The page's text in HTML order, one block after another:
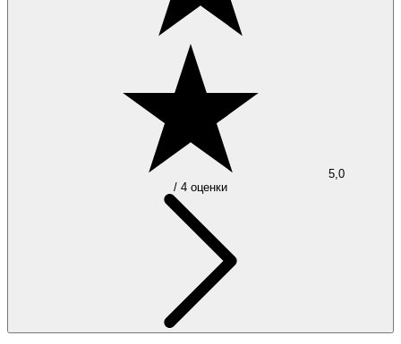
5,0
/ 4 оценки